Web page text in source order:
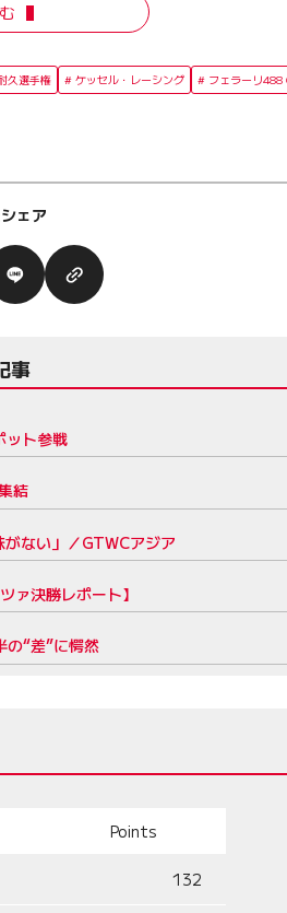
久選手権 ケッセル・レーシング フェラーリ488
ェア
事
ット参戦
結
ない」／GTWCアジア
ァ決勝レポート】
の“差”に愕然
Points
132